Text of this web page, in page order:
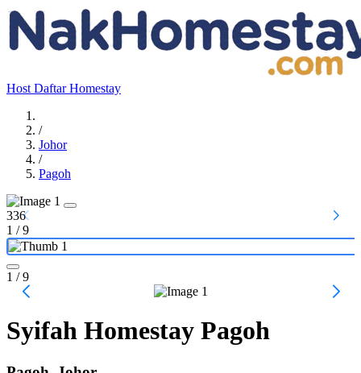
Host Daftar Homestay
/
Johor
/
Pagoh
336
1 /9
1 / 9
Syifah Homestay Pagoh